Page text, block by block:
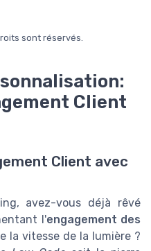
sont réservés.
Client
Client avec
avez-vous déjà rêvé
l'engagement des
la vitesse de la lumière ?